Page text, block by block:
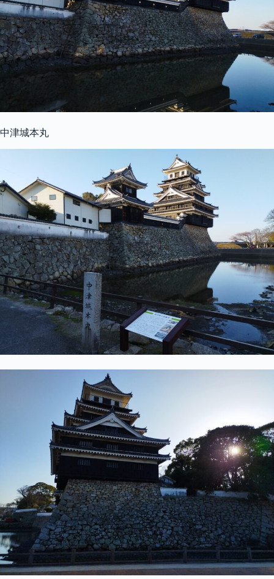
中津城本丸